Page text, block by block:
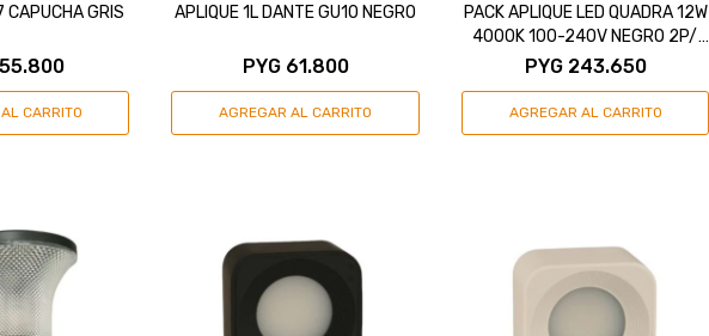
CAPUCHA GRIS APLIQUE 1L DANTE GU10 NEGRO
PYG 61.800
PACK APLIQUE LED QUADRA 12W
4000K 100-240V NEGRO 2P/
EXTERIOR
PYG 243.650